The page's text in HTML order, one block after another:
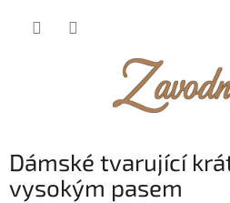
Dámské tvarující
vysokým pasem